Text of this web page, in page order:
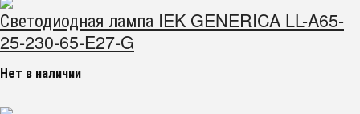
Светодиодная лампа IEK GENERICA LL-A65-
25-230-65-E27-G
Нет в наличии